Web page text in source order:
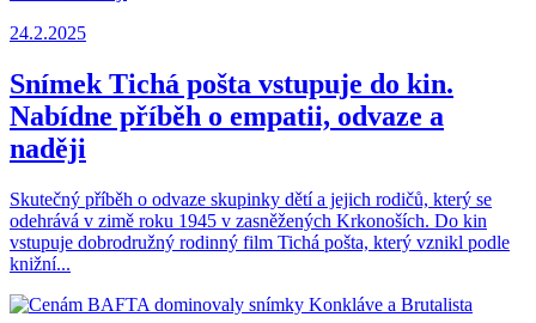
24.2.2025
Snímek Tichá pošta vstupuje do kin.
Nabídne příběh o empatii, odvaze a
naději
Skutečný příběh o odvaze skupinky dětí a jejich rodičů, který se
odehrává v zimě roku 1945 v zasněžených Krkonoších. Do kin
vstupuje dobrodružný rodinný film Tichá pošta, který vznikl podle
knižní...